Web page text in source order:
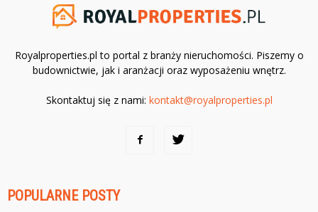
Royalproperties.pl to portal z branży nieruchomości. Piszemy o
budownictwie, jak i aranżacji oraz wyposażeniu wnętrz.
Skontaktuj się z nami: kontakt@royalproperties.pl
POPULARNE POSTY